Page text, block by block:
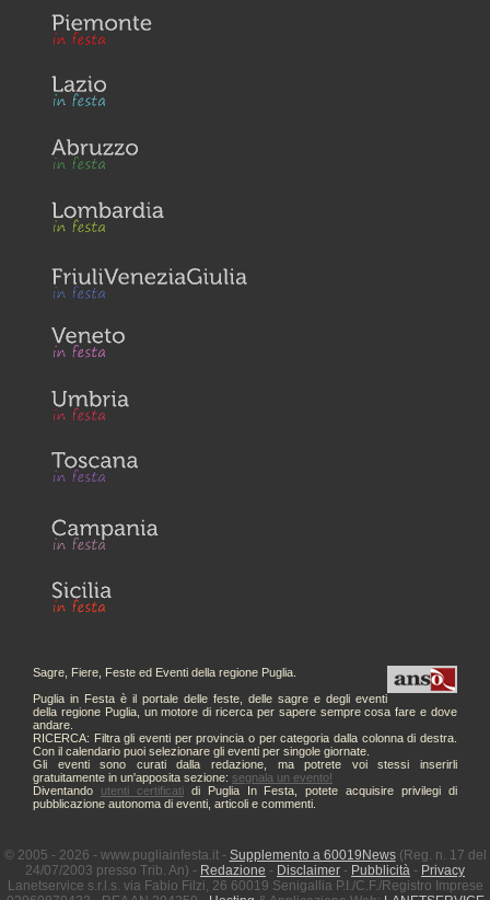
Sagre, Fiere, Feste ed Eventi della regione Puglia.
Puglia in Festa è il portale delle feste, delle sagre e degli eventi
della regione Puglia, un motore di ricerca per sapere sempre cosa fare e dove
andare.
RICERCA: Filtra gli eventi per provincia o per categoria dalla colonna di destra.
Con il calendario puoi selezionare gli eventi per singole giornate.
Gli eventi sono curati dalla redazione, ma potrete voi stessi inserirli
gratuitamente in un'apposita sezione: segnala un evento!
Diventando utenti certificatidi Puglia In Festa, potete acquisire privilegi di
pubblicazione autonoma di eventi, articoli e commenti.
© 2005 - 2026 - www.pugliainfesta.it - Supplemento a 60019News(Reg. n. 17 del
24/07/2003 presso Trib. An) - Redazione - Disclaimer - Pubblicità - Privacy
Lanetservice s.r.l.s. via Fabio Filzi, 26 60019 Senigallia P.I./C.F./Registro Imprese